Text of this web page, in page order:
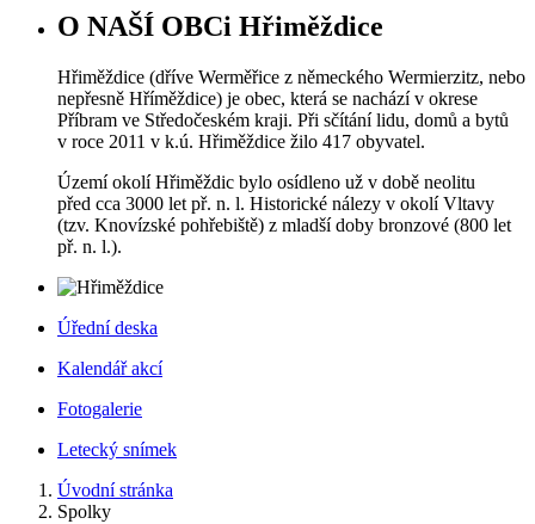
O NAŠÍ OBCi Hřiměždice
Hřiměždice (dříve Werměřice z německého Wermierzitz, nebo
nepřesně Hříměždice) je obec, která se nachází v okrese
Příbram ve Středočeském kraji. Při sčítání lidu, domů a bytů
v roce 2011 v k.ú. Hřiměždice žilo 417 obyvatel.
Území okolí Hřiměždic bylo osídleno už v době neolitu
před cca 3000 let př. n. l. Historické nálezy v okolí Vltavy
(tzv. Knovízské pohřebiště) z mladší doby bronzové (800 let
př. n. l.).
Úřední deska
Kalendář akcí
Fotogalerie
Letecký snímek
Úvodní stránka
Spolky